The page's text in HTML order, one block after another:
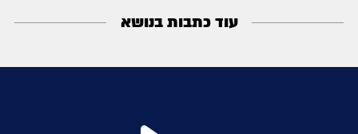
עוד כתבות בנושא